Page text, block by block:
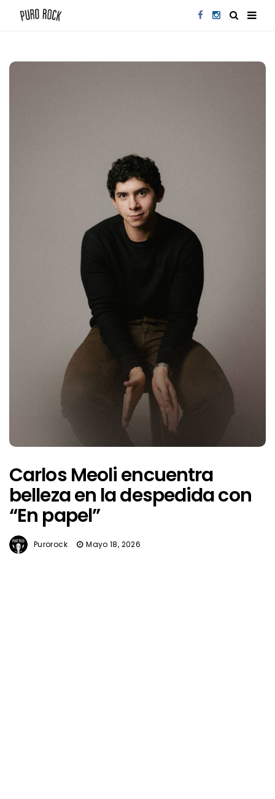
Carlos Meoli encuentra
belleza en la despedida con
“En papel”
Purorock Mayo 18, 2026